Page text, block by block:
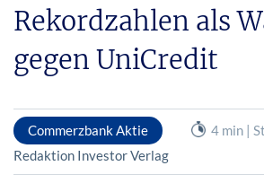
Rekordzahlen als
gegen UniCredit
Commerzbank Aktie
4 min |
Redaktion Investor Verlag